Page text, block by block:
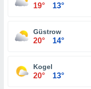
19° 13°
Güstrow
20° 14°
Kogel
20° 13°